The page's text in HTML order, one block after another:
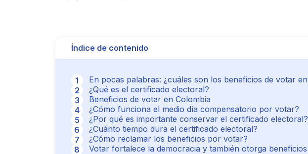
Índice de contenido
En pocas palabras: ¿cuáles son los beneficios de votar
¿Qué es el certificado electoral?
Beneficios de votar en Colombia
¿Cómo funciona el medio día compensatorio por votar?
¿Por qué es importante conservar el certificado electoral?
¿Cuánto tiempo dura el certificado electoral?
¿Cómo reclamar los beneficios por votar?
Votar fortalece la democracia y también otorga beneficios